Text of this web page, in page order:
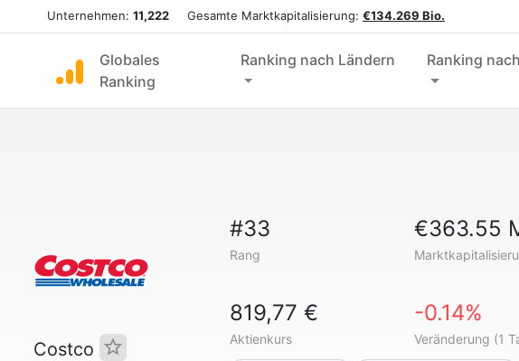
Unternehmen: 11,222 Gesamte Marktkapitalisierung: €134.269 Bio.
Globales
Ranking
Ranking nach Ländern Ranking
Costco
#33
Rang
€363.55
819,77 €
Aktienkurs
-0.14%
Veränderung (1